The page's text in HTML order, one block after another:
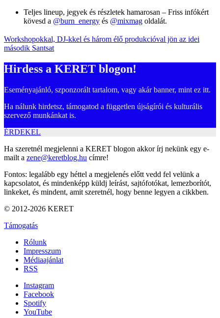
Teljes lineup, jegyek és részletek hamarosan – Friss infókért
kövesd a @burn_energy és @mixmag oldalát.
Workshopokkal, DJ-kkel és három élő produkcióval jön az idei
második Santsat
Hirdess a KERET blogon!
Eseményajánló, szponzorált tartalom, vagy akár banner, mint ez itt.
Ha nálunk hirdetsz, támogatod a független újságírói és kulturális
szervező munkánkat is.
ÉRDEKEL
Ha szeretnél megjelenni a KERET blogon akkor írj nekünk egy e-
mailt a zene@keretblog.hu címre!
Fontos: legalább egy héttel a megjelenés előtt vedd fel velünk a
kapcsolatot, és mindenképp küldj leírást, sajtófotókat, lemezborítót,
linkeket, és mindent, amit szeretnél, hogy benne legyen a cikkben.
© 2012-2026 KERET
Támogatás
Rólunk
Impresszum
Médiaajánlat
RSS
Instagram
Facebook
Spotify
YouTube